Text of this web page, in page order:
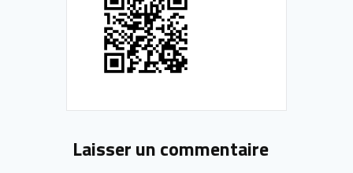
Laisser un commentaire